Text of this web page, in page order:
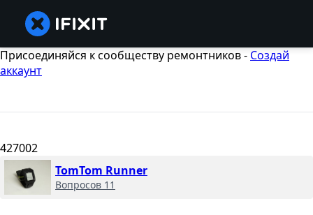
Присоединяйся к сообществу ремонтников - Создай
аккаунт
427002
TomTom Runner
Вопросов 11